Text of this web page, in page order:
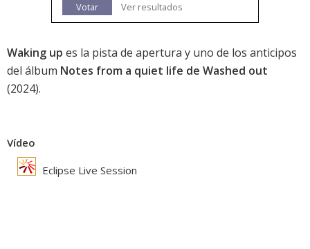
Votar
Ver resultados
Waking up es la pista de apertura y uno de los anticipos
del álbum Notes from a quiet life de Washed out
(2024).
Vídeo
Eclipse Live Session